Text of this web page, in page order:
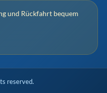
und Rückfahrt bequem
reserved.